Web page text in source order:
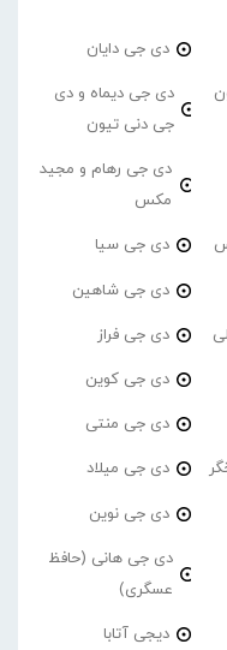
دی جی دایان
دی جی دیماه و دی
جی دنی تیون
دی جی رهام و مجید
مکس
دی جی سیا
دی جی شاهین
دی جی فراز
دی جی کوین
دی جی منتی
دی جی میلاد
دی جی نوین
دی جی هانی (حافظ
عسگری)
دیجی آتابا